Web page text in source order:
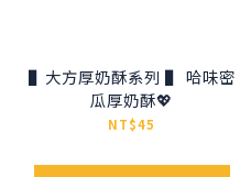
▌大方厚奶酥系列 ▌ 哈味密
瓜厚奶酥💖
NT$45